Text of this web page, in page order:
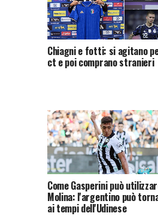
Chiagni e fotti: si agitano
ct e poi comprano stranieri
Come Gasperini può
Molina: l'argentino può
ai tempi dell'Udinese